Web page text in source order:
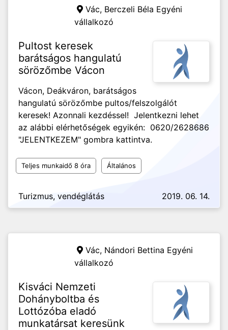
Vác, Berczeli Béla Egyéni
vállalkozó
Pultost keresek
barátságos hangulatú
sörözőmbe Vácon
Vácon, Deákváron, barátságos
hangulatú sörözőmbe pultos/felszolgálót
keresek! Azonnali kezdéssel! Jelentkezni lehet
az alábbi elérhetőségek egyikén: 0620/2628686
"JELENTKEZEM" gombra kattintva.
Teljes munkaidő 8 óra Általános
Turizmus, vendéglátás 2019. 06. 14.
Vác, Nándori Bettina Egyéni
vállalkozó
Kisváci Nemzeti
Dohányboltba és
Lottózóba eladó
munkatársat keresünk